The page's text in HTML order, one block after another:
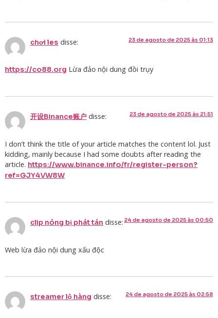
chơi les disse: 23 de agosto de 2025 às 01:13
https://co88.org Lừa đảo nội dung đồi trụy
开设Binance账户 disse: 23 de agosto de 2025 às 21:51
I don’t think the title of your article matches the content lol. Just
kidding, mainly because I had some doubts after reading the
article. https://www.binance.info/fr/register-person?
ref=GJY4VW8W
clip nóng bị phát tán disse: 24 de agosto de 2025 às 00:50
Web lừa đảo nội dung xấu độc
streamer lộ hàng disse: 24 de agosto de 2025 às 02:58